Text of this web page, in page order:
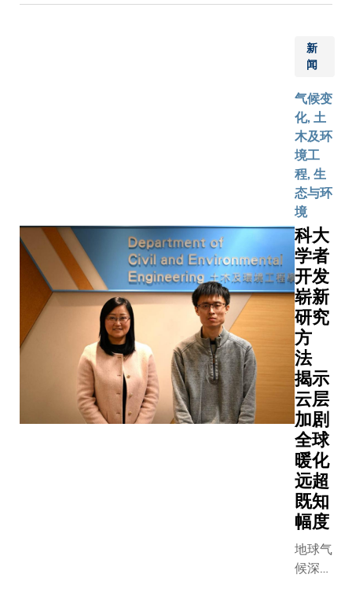
新
闻
气候变
化, 土
木及环
境工
程, 生
态与环
境
科大
学者
开发
崭新
研究
方
法
揭示
云层
加剧
全球
暖化
远超
既知
幅度
地球气
候深受